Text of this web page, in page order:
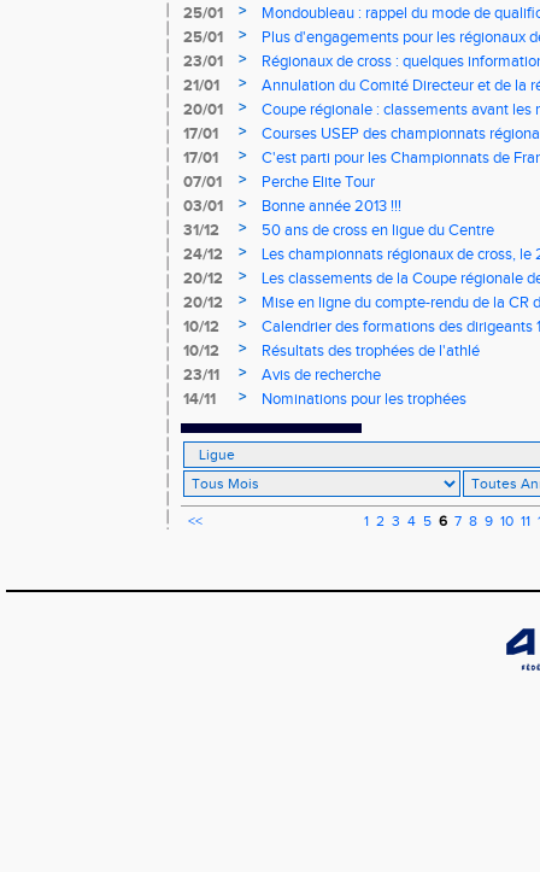
25/01
>
Mondoubleau : rappel du mode de
qualifications exceptionelles
25/01 >
Plus d'engagements pour les régionaux
23/01
>
Régionaux de cross : quelques
21/01
>
Annulation du Comité Directeur et de la
Jeunes
20/01 >
Coupe régionale : classements avant les
17/01
>
Courses USEP des championnats
17/01
>
C'est parti pour les Championnats de
07/01
>
Perche Elite Tour
03/01
>
Bonne année 2013 !!!
31/12
>
50 ans de cross en ligue du Centre
24/12
>
Les championnats régionaux de cross, le
20/12
>
Les classements de la Coupe régionale
20/12
>
Mise en ligne du compte-rendu de la CR
2012
10/12 >
Calendrier des formations des dirigeants
10/12
>
Résultats des trophées de l'athlé
23/11
>
Avis de recherche
14/11
> Nominations pour les trophées
<< 1 2 3 4 5 6 7 8 9 10 11